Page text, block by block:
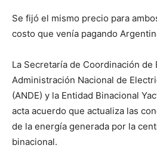
Se fijó el mismo precio para
costo que venía pagando
La Secretaría de Coordinación de
Administración Nacional de
(ANDE) y la Entidad Binacional
acta acuerdo que actualiza las
de la energía generada por la
binacional.